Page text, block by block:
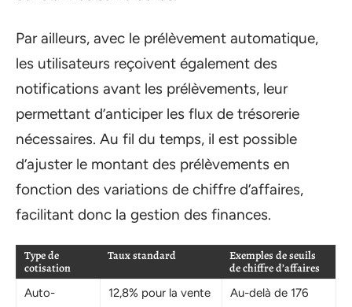
Par ailleurs, avec le prélèvement automatique,
les utilisateurs reçoivent également des
notifications avant les prélèvements, leur
permettant d’anticiper les flux de trésorerie
nécessaires. Au fil du temps, il est possible
d’ajuster le montant des prélèvements en
fonction des variations de chiffre d’affaires,
facilitant donc la gestion des finances.
Type de
cotisation
Taux standard
Exemples de seuils
de chiffre d’affaires
Auto-
12,8% pour la vente
Au-delà de 176